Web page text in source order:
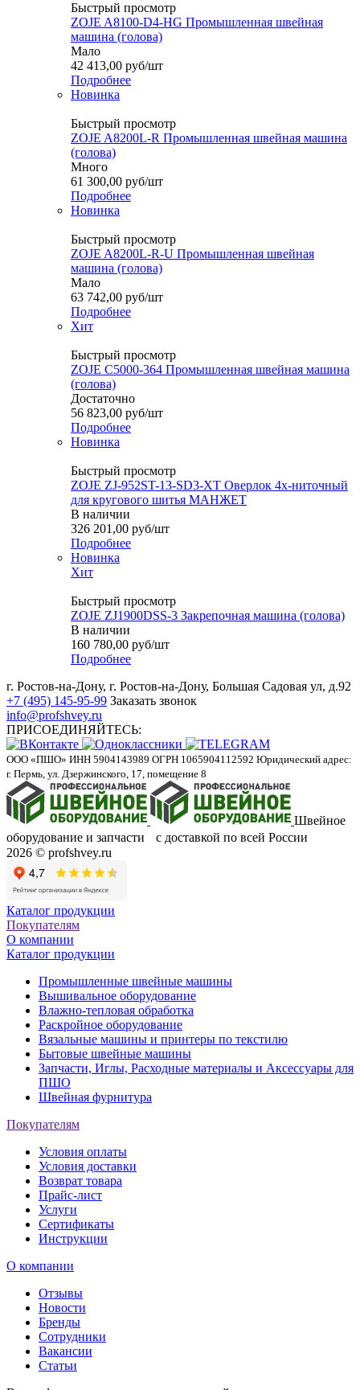
Быстрый просмотр
ZOJE A8100-D4-HG Промышленная швейная
машина (голова)
Мало
42 413,00 руб/шт
Подробнее
Новинка
Быстрый просмотр
ZOJE A8200L-R Промышленная швейная машина
(голова)
Много
61 300,00 руб/шт
Подробнее
Новинка
Быстрый просмотр
ZOJE A8200L-R-U Промышленная швейная
машина (голова)
Мало
63 742,00 руб/шт
Подробнее
Хит
Быстрый просмотр
ZOJE C5000-364 Промышленная швейная машина
(голова)
Достаточно
56 823,00 руб/шт
Подробнее
Новинка
Быстрый просмотр
ZOJE ZJ-952ST-13-SD3-XT Оверлок 4х-ниточный
для кругового шитья МАНЖЕТ
В наличии
326 201,00 руб/шт
Подробнее
Новинка
Хит
Быстрый просмотр
ZOJE ZJ1900DSS-3 Закрепочная машина (голова)
В наличии
160 780,00 руб/шт
Подробнее
г. Ростов-на-Дону, г. Ростов-на-Дону, Большая Садовая ул, д.92
+7 (495) 145-95-99 Заказать звонок
info@profshvey.ru
ПРИСОЕДИНЯЙТЕСЬ:
ООО «ПШО» ИНН 5904143989 ОГРН 1065904112592 Юридический адрес:
г. Пермь, ул. Дзержинского, 17, помещение 8
Швейное
оборудование и запчасти с доставкой по всей России
2026 © profshvey.ru
Каталог продукции
Покупателям
О компании
Каталог продукции
Промышленные швейные машины
Вышивальное оборудование
Влажно-тепловая обработка
Раскройное оборудование
Вязальные машины и принтеры по текстилю
Бытовые швейные машины
Запчасти, Иглы, Расходные материалы и Аксессуары для
ПШО
Швейная фурнитура
Покупателям
Условия оплаты
Условия доставки
Возврат товара
Прайс-лист
Услуги
Сертификаты
Инструкции
О компании
Отзывы
Новости
Бренды
Сотрудники
Вакансии
Статьи